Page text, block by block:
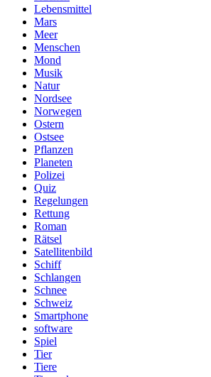
Lebensmittel
Mars
Meer
Menschen
Mond
Musik
Natur
Nordsee
Norwegen
Ostern
Ostsee
Pflanzen
Planeten
Polizei
Quiz
Regelungen
Rettung
Roman
Rätsel
Satellitenbild
Schiff
Schlangen
Schnee
Schweiz
Smartphone
software
Spiel
Tier
Tiere